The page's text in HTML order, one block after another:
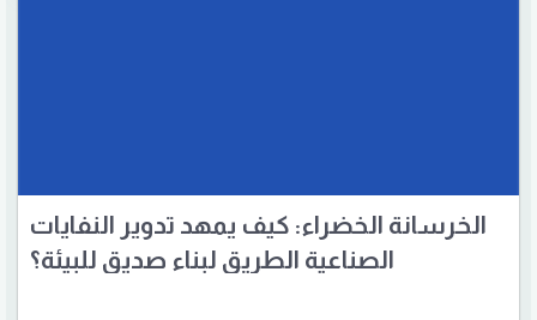
الخرسانة الخضراء: كيف يمهد تدوير النفايات
الصناعية الطريق لبناء صديق للبيئة؟